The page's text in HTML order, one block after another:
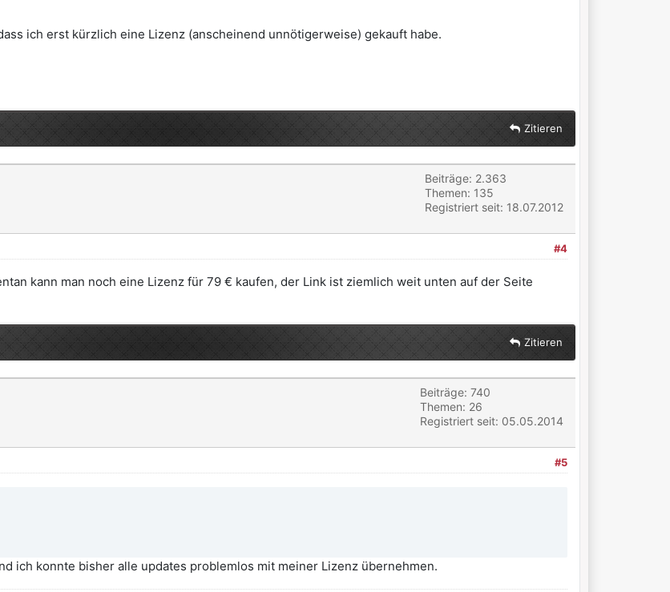
ich erst kürzlich eine Lizenz (anscheinend unnötigerweise) gekauft habe.
Zitieren
Beiträge: 2.363
Themen: 135
Registriert seit: 18.07.2012
#4
kann man noch eine Lizenz für 79 € kaufen, der Link ist ziemlich weit unten auf der Seite
Zitieren
Beiträge: 740
Themen: 26
Registriert seit: 05.05.2014
#5
ich konnte bisher alle updates problemlos mit meiner Lizenz übernehmen.